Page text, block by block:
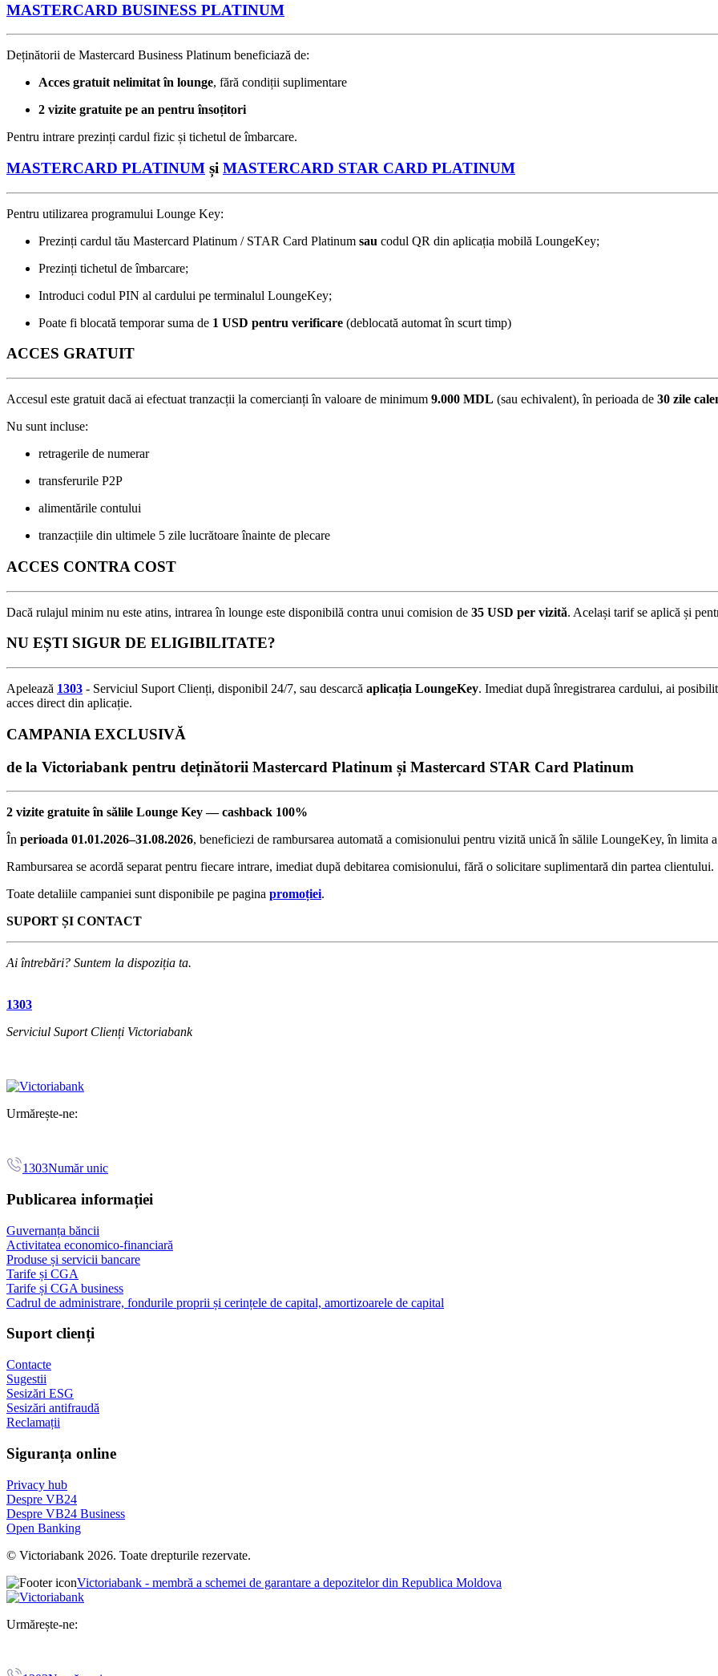
MASTERCARD BUSINESS PLATINUM
Deținătorii de Mastercard Business Platinum beneficiază de:
Acces gratuit nelimitat în lounge, fără condiții suplimentare
2 vizite gratuite pe an pentru însoțitori
Pentru intrare prezinți cardul fizic și tichetul de îmbarcare.
MASTERCARD PLATINUM și MASTERCARD STAR CARD PLATINUM
Pentru utilizarea programului Lounge Key:
Prezinți cardul tău Mastercard Platinum / STAR Card Platinum sau codul QR din aplicația mobilă LoungeKey;
Prezinți tichetul de îmbarcare;
Introduci codul PIN al cardului pe terminalul LoungeKey;
Poate fi blocată temporar suma de 1 USD pentru verificare (deblocată automat în scurt timp)
ACCES GRATUIT
Accesul este gratuit dacă ai efectuat tranzacții la comercianți în valoare de minimum 9.000 MDL (sau echivalent), în perioada de 30 zile
Nu sunt incluse:
retragerile de numerar
transferurile P2P
alimentările contului
tranzacțiile din ultimele 5 zile lucrătoare înainte de plecare
ACCES CONTRA COST
Dacă rulajul minim nu este atins, intrarea în lounge este disponibilă contra unui comision de 35 USD per vizită. Același tarif se aplică și
NU EȘTI SIGUR DE ELIGIBILITATE?
Apelează 1303 - Serviciul Suport Clienți, disponibil 24/7, sau descarcă aplicația LoungeKey. Imediat după înregistrarea cardului, ai
acces direct din aplicație.
CAMPANIA EXCLUSIVĂ
de la Victoriabank pentru deținătorii Mastercard Platinum și Mastercard STAR Card Platinum
2 vizite gratuite în sălile Lounge Key — cashback 100%
În perioada 01.01.2026–31.08.2026, beneficiezi de rambursarea automată a comisionului pentru vizită unică în sălile LoungeKey, în limita
Rambursarea se acordă separat pentru fiecare intrare, imediat după debitarea comisionului, fără o solicitare suplimentară din partea clientului.
Toate detaliile campaniei sunt disponibile pe pagina promoției.
SUPORT ȘI CONTACT
Ai întrebări? Suntem la dispoziția ta.
1303
Serviciul Suport Clienți Victoriabank
Urmărește-ne:
1303Număr unic
Publicarea informației
Guvernanța băncii
Activitatea economico-financiară
Produse și servicii bancare
Tarife și CGA
Tarife și CGA business
Cadrul de administrare, fondurile proprii și cerințele de capital, amortizoarele de capital
Suport clienți
Contacte
Sugestii
Sesizări ESG
Sesizări antifraudă
Reclamații
Siguranța online
Privacy hub
Despre VB24
Despre VB24 Business
Open Banking
© Victoriabank 2026. Toate drepturile rezervate.
Victoriabank - membră a schemei de garantare a depozitelor din Republica Moldova
Urmărește-ne: